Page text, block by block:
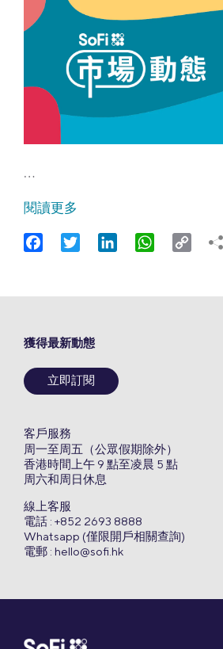
…
閱讀更多
FacebookTwitter LinkedIn WhatsApp
Copy
獲得最新動態
立即訂閱
客戶服務
周一至周五（公眾假期除外）
香港時間上午 9 點至凌晨 5 點
周六和周日休息
線上客服
電話 : +852 2693 8888
Whatsapp (僅限開戶相關查詢)
電郵 : hello@sofi.hk